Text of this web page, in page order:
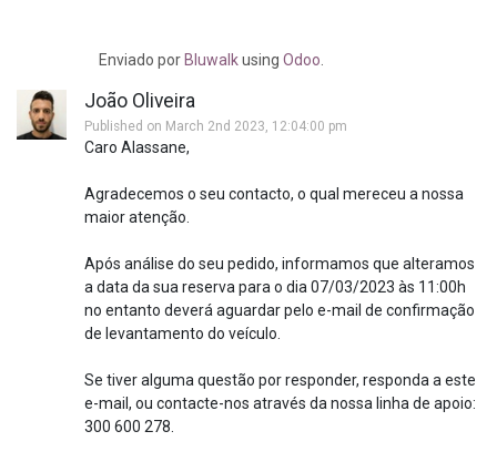
Enviadopor Bluwalk usingOdoo
João Oliveira
Published on March 2nd 2023, 12:04:00 pm
Caro Alassane,
Agradecemos o seu contacto, o qual mereceu a nossa
maior atenção.
Após análise do seu pedido, informamos que alteramos
a data da sua reserva para o dia 07/03/2023 às 11:00h
no entanto deverá aguardar pelo e-mail de confirmação
de levantamento do veículo.
Se tiver alguma questão por responder, responda a este
e-mail, ou contacte-nos através da nossa linha de apoio:
300 600 278.